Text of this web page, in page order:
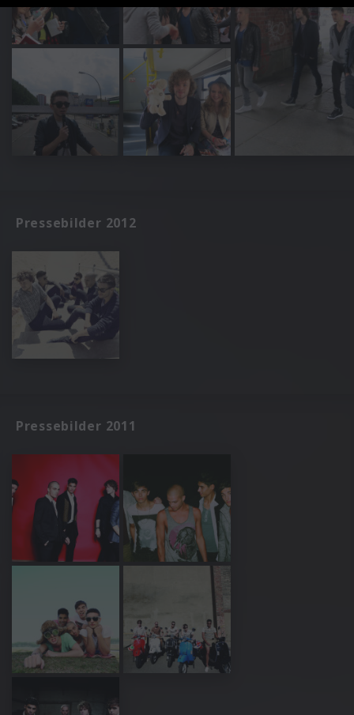
Pressebilder 2012
Pressebilder 2011